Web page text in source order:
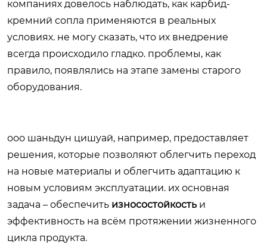
компаниях довелось наблюдать, как карбид-
кремний сопла применяются в реальных
условиях. не могу сказать, что их внедрение
всегда происходило гладко. проблемы, как
правило, появлялись на этапе замены старого
оборудования.
ооо шаньдун цишуай, например, предоставляет
решения, которые позволяют облегчить переход
на новые материалы и облегчить адаптацию к
новым условиям эксплуатации. их основная
задача – обеспечить износостойкость и
эффективность на всём протяжении жизненного
цикла продукта.